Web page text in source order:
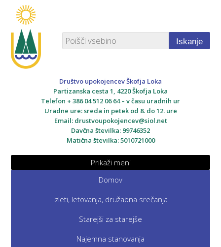
Društvo upokojencev Škofja Loka
Partizanska cesta 1, 4220 Škofja Loka
Telefon + 386 04 512 06 64 – v času uradnih ur
Uradne ure: sreda in petek od 8. do 12. ure
Email: drustvoupokojencev@siol.net
Davčna številka: 99746352
Matična številka: 5010721000
Iskanje
Prikaži meni
Domov
Izleti, letovanja, družabna srečanja
Starejši za starejše
Najemna stanovanja